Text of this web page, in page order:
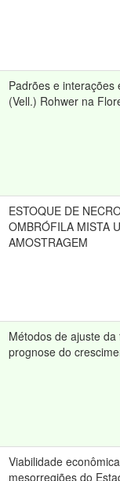
Padrões e
(Vell.) Rohwer na
ESTOQUE DE
OMBRÓFILA MISTA
AMOSTRAGEM
Métodos de ajuste
prognose do
Viabilidade
mesorregiões do